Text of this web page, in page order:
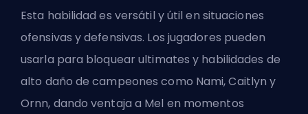
Esta habilidad es versátil y útil en situaciones
ofensivas y defensivas. Los jugadores pueden
usarla para bloquearultimatesy habilidades de
alto daño de campeones como Nami, Caitlyn y
Ornn, dando ventaja a Mel en momentos